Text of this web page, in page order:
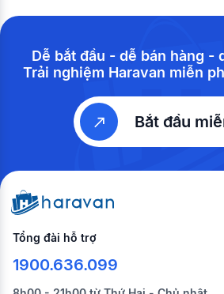
Dễ bắt đầu - dễ bán hàng -
Trải nghiệm Haravan miễn
Bắt đầu
Tổng đài hỗ trợ
1900.636.099